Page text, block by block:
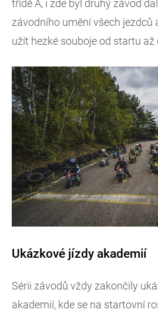
třídě A, i zde byl druhý závod
závodního umění všech jezdců
užít hezké souboje od startu až
Ukázkové jízdy akademií
Sérii závodů vždy zakončily
akademií, kde se na startovní